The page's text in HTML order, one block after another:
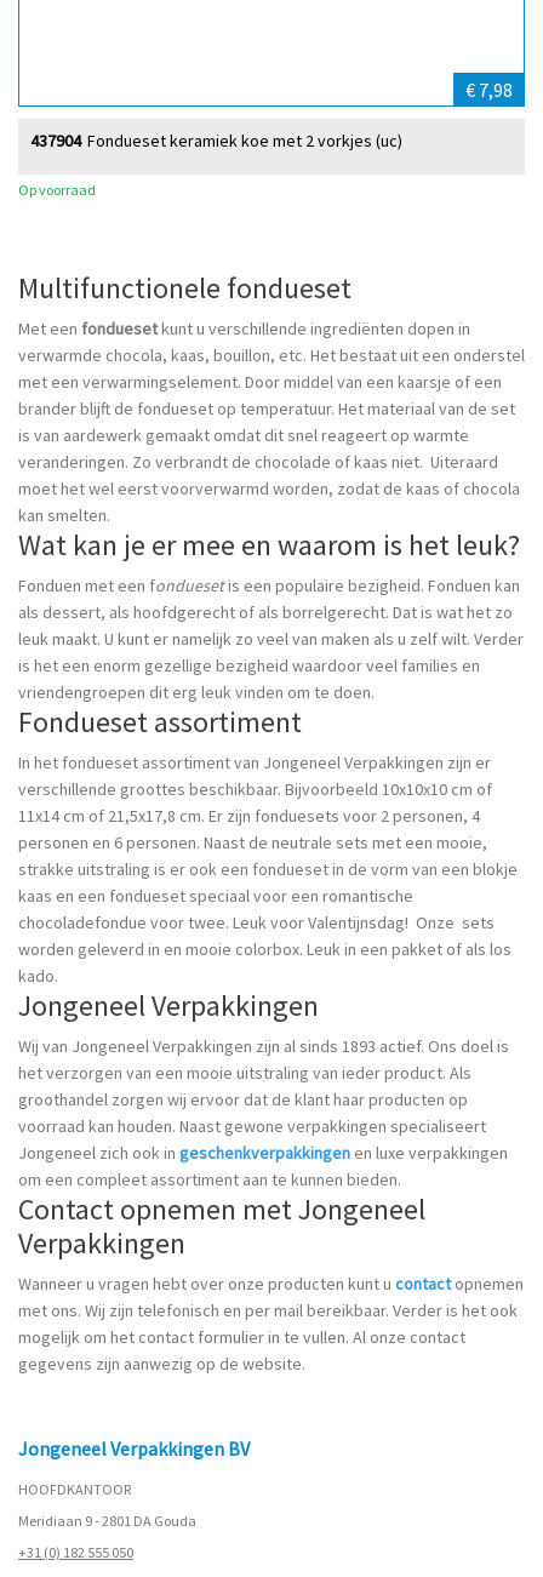
€ 7,98
Fondueset keramiek koe met 2 vorkjes (uc)
437904
Op voorraad
Multifunctionele fondueset
Met een fonduesetkunt u verschillende ingrediënten dopen in
verwarmde chocola, kaas, bouillon, etc. Het bestaat uit een onderstel
met een verwarmingselement. Door middel van een kaarsje of een
brander blijft de fondueset op temperatuur. Het materiaal van de set
is van aardewerk gemaakt omdat dit snel reageert op warmte
veranderingen. Zo verbrandt de chocolade of kaas niet. Uiteraard
moet het wel eerst voorverwarmd worden, zodat de kaas of chocola
kan smelten.
Wat kan je er mee en waarom is het leuk?
Fonduen met een fonduesetis een populaire bezigheid. Fonduen kan
als dessert, als hoofdgerecht of als borrelgerecht. Dat is wat het zo
leuk maakt. U kunt er namelijk zo veel van maken als u zelf wilt. Verder
is het een enorm gezellige bezigheid waardoor veel families en
vriendengroepen dit erg leuk vinden om te doen.
Fondueset assortiment
In het fondueset assortiment van Jongeneel Verpakkingen zijn er
verschillende groottes beschikbaar. Bijvoorbeeld 10x10x10 cm of
11x14 cm of 21,5x17,8 cm. Er zijn fonduesets voor 2 personen, 4
personen en 6 personen. Naast de neutrale sets met een mooie,
strakke uitstraling is er ook een fondueset in de vorm van een blokje
kaas en een fondueset speciaal voor een romantische
chocoladefondue voor twee. Leuk voor Valentijnsdag! Onze sets
worden geleverd in en mooie colorbox. Leuk in een pakket of als los
kado.
Jongeneel Verpakkingen
Wij van Jongeneel Verpakkingen zijn al sinds 1893 actief. Ons doel is
het verzorgen van een mooie uitstraling van ieder product. Als
groothandel zorgen wij ervoor dat de klant haar producten op
voorraad kan houden. Naast gewone verpakkingen specialiseert
Jongeneel zich ook in geschenkverpakkingen en luxe verpakkingen
om een compleet assortiment aan te kunnen bieden.
Contact opnemen met Jongeneel
Verpakkingen
Wanneer u vragen hebt over onze producten kunt u contactopnemen
met ons. Wij zijn telefonisch en per mail bereikbaar. Verder is het ook
mogelijk om het contact formulier in te vullen. Al onze contact
gegevens zijn aanwezig op de website.
Jongeneel Verpakkingen BV
HOOFDKANTOOR
Meridiaan 9 - 2801 DA Gouda
+31 (0) 182 555 050